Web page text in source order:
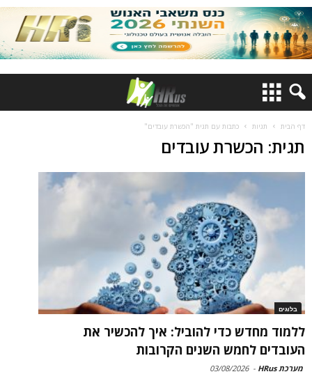
דף הבית תגיות כתבות עם תגית "הכשרת עובדים"
תגית: הכשרת עובדים
בלוגים
ללמוד מחדש כדי להוביל: איך להכשיר את
העובדים לחמש השנים הקרובות
מערכת HRus -
03/08/2026